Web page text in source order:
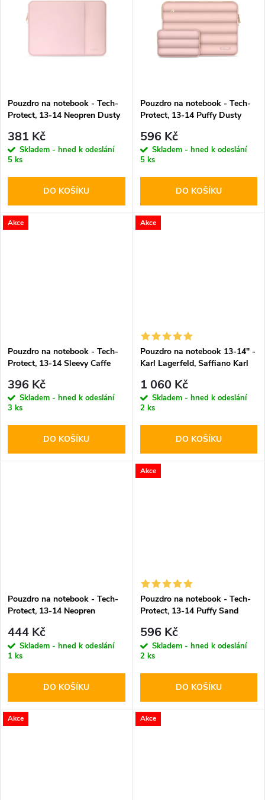
Pouzdro na notebook - Tech-
Protect, 13-14 Neopren Dusty
381 Kč
Skladem - hned k odeslání
5 ks
DO KOŠÍKU
Pouzdro na notebook - Tech-
Protect, 13-14 Puffy Dusty
596 Kč
Skladem - hned k odeslání
5 ks
DO KOŠÍKU
Akce
Pouzdro na notebook - Tech-
Protect, 13-14 Sleevy Caffe
396 Kč
Skladem - hned k odeslání
3 ks
DO KOŠÍKU
Akce
Pouzdro na notebook 13-14" -
Karl Lagerfeld, Saffiano Karl
1 060 Kč
Skladem - hned k odeslání
2 ks
DO KOŠÍKU
Pouzdro na notebook - Tech-
Protect, 13-14 Neopren
444 Kč
Skladem - hned k odeslání
1 ks
DO KOŠÍKU
Akce
Pouzdro na notebook - Tech-
Protect, 13-14 Puffy Sand
596 Kč
Skladem - hned k odeslání
2 ks
DO KOŠÍKU
Akce Akce